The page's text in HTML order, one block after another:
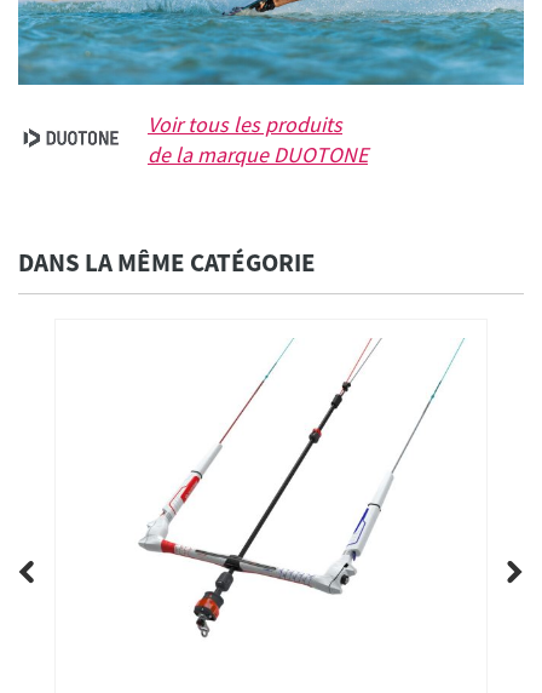
Voir tous les produits
de la marqueDUOTONE
DANS LA MÊME CATÉGORIE